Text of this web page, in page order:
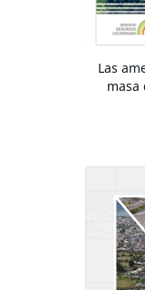
Las
masa